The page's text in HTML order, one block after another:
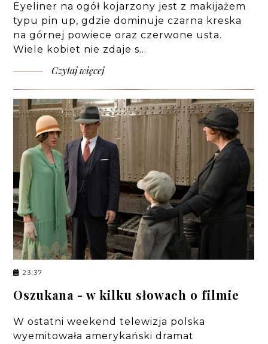
Eyeliner na ogół kojarzony jest z makijażem
typu pin up, gdzie dominuje czarna kreska
na górnej powiece oraz czerwone usta.
Wiele kobiet nie zdaje s…
Czytaj więcej
23:37
Oszukana - w kilku słowach o filmie
W ostatni weekend telewizja polska
wyemitowała amerykański dramat